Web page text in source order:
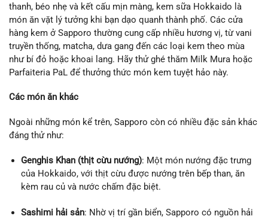
thanh, béo nhẹ và kết cấu mịn màng, kem sữa Hokkaido là
món ăn vặt lý tưởng khi bạn dạo quanh thành phố. Các cửa
hàng kem ở Sapporo thường cung cấp nhiều hương vị, từ vani
truyền thống, matcha, dưa gang đến các loại kem theo mùa
như bí đỏ hoặc khoai lang. Hãy thử ghé thăm Milk Mura hoặc
Parfaiteria PaL để thưởng thức món kem tuyệt hảo này.
Các món ăn khác
Ngoài những món kể trên, Sapporo còn có nhiều đặc sản khác
đáng thử như:
Genghis Khan (thịt cừu nướng): Một món nướng đặc trưng
của Hokkaido, với thịt cừu được nướng trên bếp than, ăn
kèm rau củ và nước chấm đặc biệt.
Sashimi hải sản: Nhờ vị trí gần biển, Sapporo có nguồn hải